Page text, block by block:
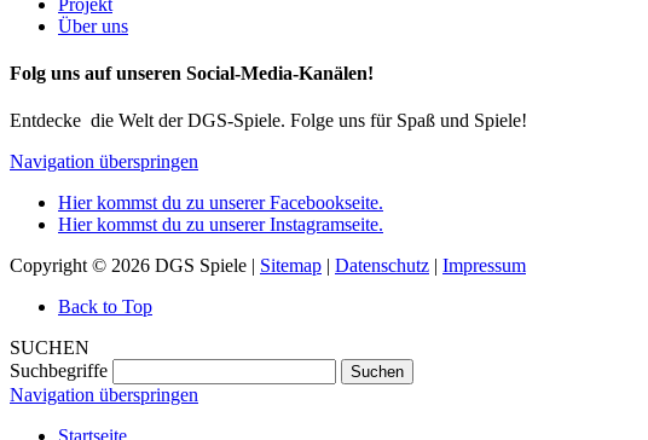
Über uns
Folg uns auf unseren Social-Media-Kanälen!
Entdecke die Welt der DGS-Spiele. Folge uns für Spaß und Spiele!
Navigation überspringen
Hier kommst du zu unserer Facebookseite.
Hier kommst du zu unserer Instagramseite.
Copyright © 2026 DGS Spiele | Sitemap | Datenschutz | Impressum
Back to Top
SUCHEN
Suchbegriffe
Suchen
Navigation überspringen